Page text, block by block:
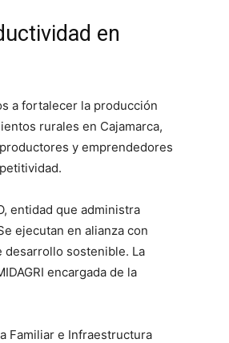
en
a fortalecer la producción
rurales en Cajamarca,
y emprendedores
entidad que administra
ejecutan en alianza con
desarrollo sostenible. La
encargada de la
Familiar e Infraestructura